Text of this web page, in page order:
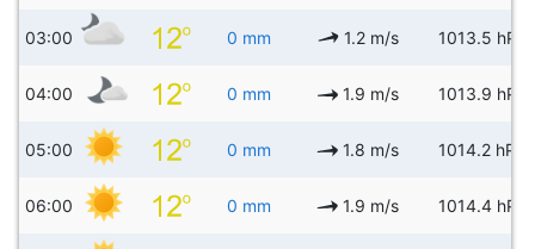
03:00 0 mm 1.2 m/s 1013.5 hPa
04:00 0 mm 1.9 m/s 1013.9 hPa
05:00 0 mm 1.8 m/s 1014.2 hPa
06:00 0 mm 1.9 m/s 1014.4 hPa